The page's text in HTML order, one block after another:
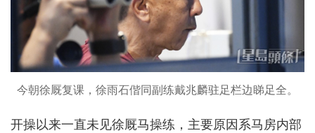
今朝徐厩复课，徐雨石偕同副练戴兆麟驻足栏边睇足全。
开操以来一直未见徐厩马操练，主要原因系马房内部